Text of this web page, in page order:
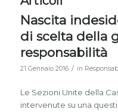
Nascita
di scelta della
responsabilità
21 Gennaio 2016 / in
Le Sezioni Unite della
intervenute su una